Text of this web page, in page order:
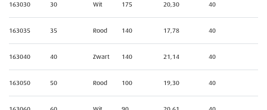
163030 30 Wit 175 20,30 40
163035 35 Rood 140 17,78 40
163040 40 Zwart 140 21,14 40
163050 50 Rood 100 19,30 40